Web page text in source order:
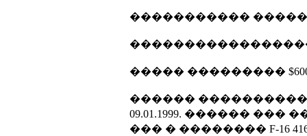
�����������
����� ���������
������
09.01.1999. ������
��� � �������� F-16